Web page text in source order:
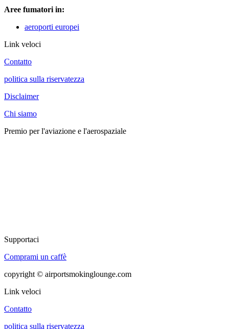
Aree fumatori in:
aeroporti europei
Link veloci
Contatto
politica sulla riservatezza
Disclaimer
Chi siamo
Premio per l'aviazione e l'aerospaziale
Supportaci
Comprami un caffè
copyright © airportsmokinglounge.com
Link veloci
Contatto
politica sulla riservatezza